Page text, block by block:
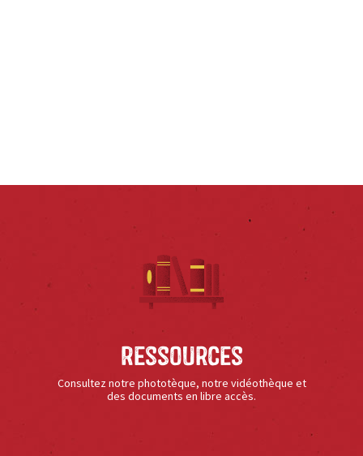
Ressources
Consultez notre phototèque, notre vidéothèque et
des documents en libre accès.